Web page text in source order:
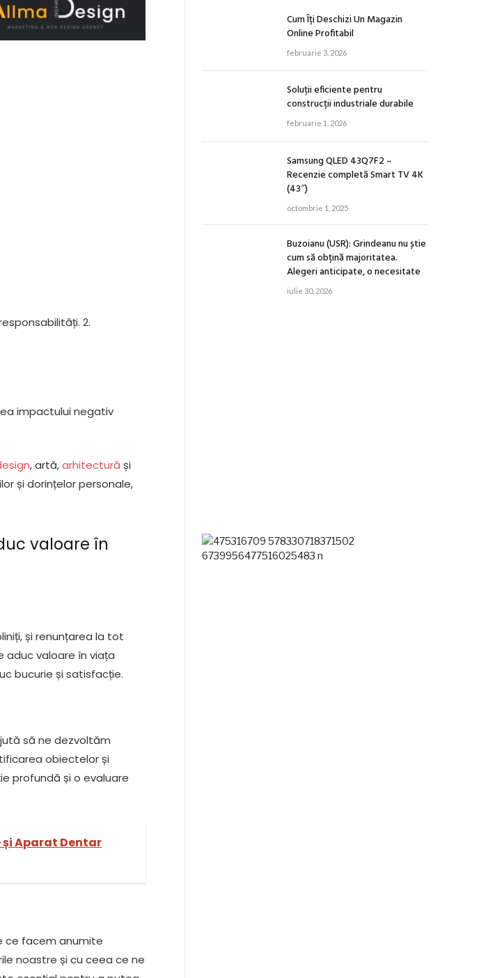
2.
impactului negativ
, artă,arhitectură și
și dorințelor personale,
valoare în
și renunțarea la tot
valoare în viața
bucurie și satisfacție.
să ne dezvoltăm
obiectelor și
profundă și o evaluare
Aparat Dentar
ce facem anumite
noastre și cu ceea ce ne
Cum Îți Deschizi Un Magazin
Online Profitabil
februarie 3, 2026
Soluții eficiente pentru
construcții industriale durabile
februarie 1, 2026
Samsung QLED 43Q7F2 –
Recenzie completă Smart TV 4K
(43″)
octombrie 1, 2025
Buzoianu (USR): Grindeanu nu știe
cum să obțină majoritatea.
Alegeri anticipate, o necesitate
iulie 30, 2026